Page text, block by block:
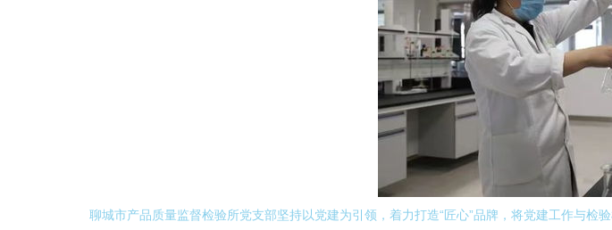
聊城市产品质量监督检验所党支部坚持以党建为引领，着力打造“匠心”品牌，将党建工作与